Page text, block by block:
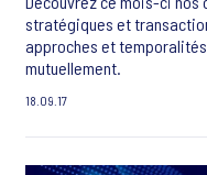
stratégiques et
approches et
mutuellement.
18.09.17